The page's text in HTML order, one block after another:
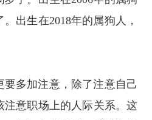
出生在2018年的属狗人，
多加注意，除了注意自己
注意职场上的人际关系。这